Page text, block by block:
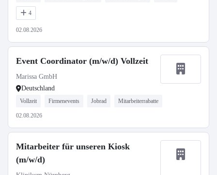
4
02.08.2026
Event Coordinator (m/w/d) Vollzeit
Marissa GmbH
Deutschland
Vollzeit Firmenevents Jobrad Mitarbeiterrabatte
02.08.2026
Mitarbeiter für unseren Kiosk
(m/w/d)